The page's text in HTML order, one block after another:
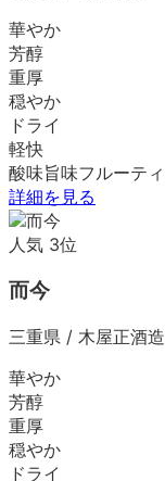
華やか
芳醇
重厚
穏やか
ドライ
軽快
酸味旨味フルーティ
詳細を見る
人気 3位
而今
三重県 / 木屋正酒造
華やか
芳醇
重厚
穏やか
ドライ